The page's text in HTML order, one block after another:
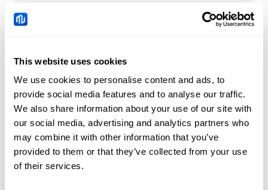
This website uses cookies
We use cookies to personalise content and ads, to
provide social media features and to analyse our traffic.
We also share information about your use of our site with
our social media, advertising and analytics partners who
may combine it with other information that you’ve
provided to them or that they’ve collected from your use
of their services.
Haga clic para consultar más información
▶Calendario de dividendos 2023
PLUG Noticias